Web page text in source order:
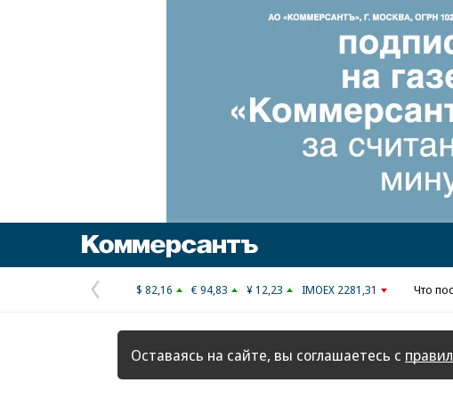
Предыдущая
страница
$ 82,16 € 94,83 ¥ 12,23 IMOEX 2281,31 Что
Оставаясь на сайте, вы соглашаетесь с